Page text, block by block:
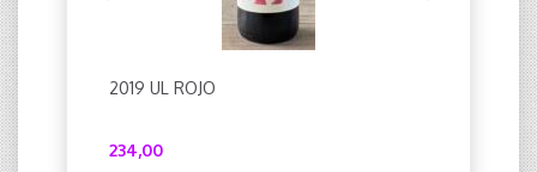
2019 UL ROJO
234,00
2019